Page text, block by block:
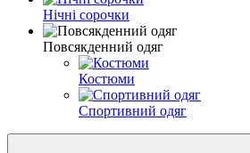
Нічні сорочки
Повсякденний одяг
Костюми
Спортивний одяг